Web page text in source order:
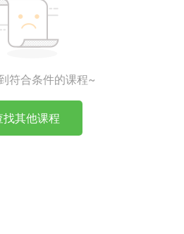
符合条件的课程~
找其他课程